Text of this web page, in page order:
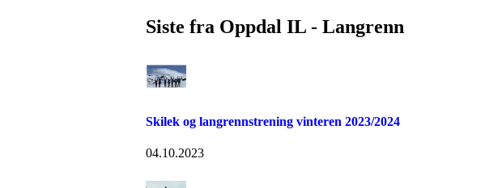
Siste fra Oppdal IL - Langrenn
Skilek og langrennstrening vinteren 2023/2024
04.10.2023